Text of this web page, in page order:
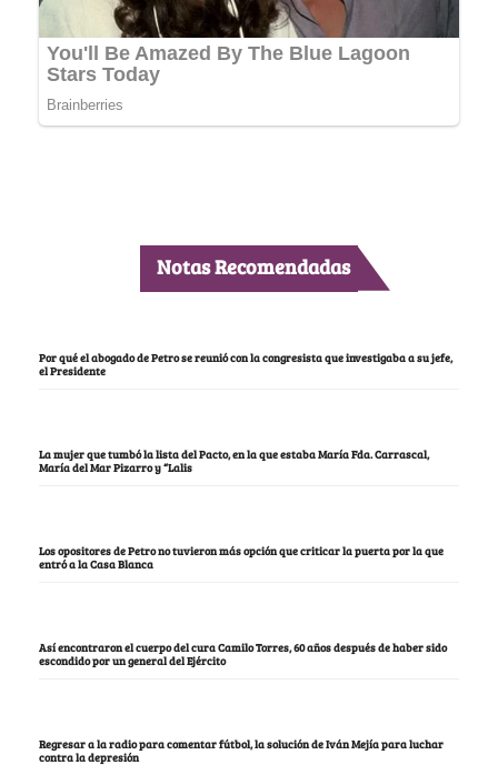
Notas Recomendadas
Por qué el abogado de Petro se reunió con la congresista que investigaba a su jefe,
el Presidente
La mujer que tumbó la lista del Pacto, en la que estaba María Fda. Carrascal,
María del Mar Pizarro y “Lalis
Los opositores de Petro no tuvieron más opción que criticar la puerta por la que
entró a la Casa Blanca
Así encontraron el cuerpo del cura Camilo Torres, 60 años después de haber sido
escondido por un general del Ejército
Regresar a la radio para comentar fútbol, la solución de Iván Mejía para luchar
contra la depresión